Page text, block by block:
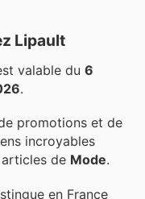
Lipault
valable du 6
.
promotions et de
incroyables
de Mode.
en France